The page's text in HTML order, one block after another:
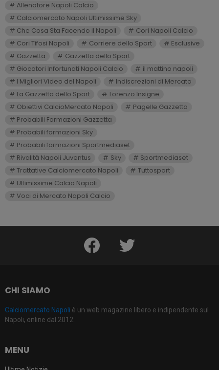
Allenatore Napoli Calcio
Calciomercato Napoli Ultimissime Sky
Che Cosa Sta Facendo il Napoli
Cori Napoli Calcio
Cori Tifosi Napoli
Corriere dello Sport
Esclusive
Gazzetta
Gazzetta dello Sport
Giocatori Infortunati Napoli Calcio
il mattino napoli
I Migliori Video del Napoli
Indiscrezioni di Mercato
La Gazzetta dello Sport
Lorenzo Insigne
Obiettivi CalcioMercato Napoli
Pagelle Gazzetta
Probabili Formazioni Gazzetta
Probabili formazioni Sky
Probabili formazioni Sportmediaset
Rivalità Napoli Juventus
Sky
Sportmediaset
Trattative Calciomercato Napoli
Tuttosport
Ultimissime Calcio Napoli
Voci di Mercato Napoli Calcio
facebook twitter
CHI SIAMO
Calciomercato Napoli è un web magazine libero e indipendente sul
Napoli, online dal 2012.
MENU